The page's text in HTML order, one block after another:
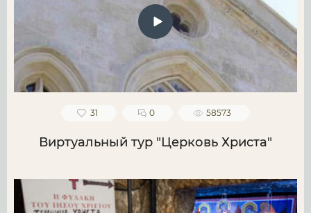
31 0 58573
Виртуальный тур "Церковь Христа"